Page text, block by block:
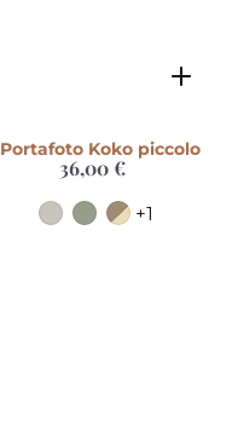
Portafoto Koko piccolo
Prezzo
listino
36,00 €
+1